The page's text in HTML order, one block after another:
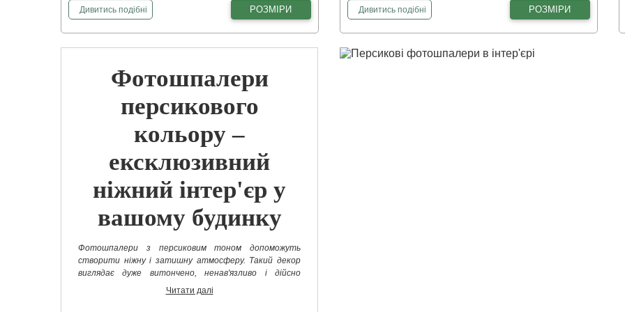
Дивитисьфотошпалери
подібні РОЗМІРИ Дивитисьфотошпалери
подібніВелика троянда РОЗМІРИ
Фотошпалери
персикового
кольору –
ексклюзивний
ніжний інтер'єр у
вашому будинку
Фотошпалери з персиковим тоном допоможуть
створити ніжну і затишну атмосферу. Такий декор
виглядає дуже витончено, ненав'язливо і дійсно
Фотошпалери з персиковим фоном стануть
Читати далі